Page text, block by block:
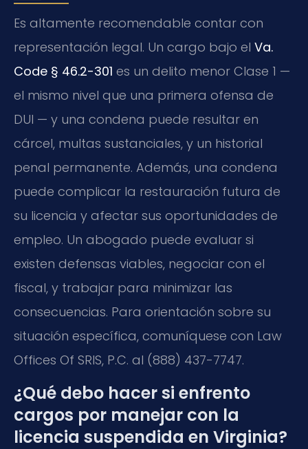
Es altamente recomendable contar con
representación legal. Un cargo bajo el Va.
Code § 46.2-301 es un delito menor Clase 1 —
el mismo nivel que una primera ofensa de
DUI — y una condena puede resultar en
cárcel, multas sustanciales, y un historial
penal permanente. Además, una condena
puede complicar la restauración futura de
su licencia y afectar sus oportunidades de
empleo. Un abogado puede evaluar si
existen defensas viables, negociar con el
fiscal, y trabajar para minimizar las
consecuencias. Para orientación sobre su
situación específica, comuníquese con Law
Offices Of SRIS, P.C. al (888) 437-7747.
¿Qué debo hacer si enfrento
cargos por manejar con la
licencia suspendida en Virginia?